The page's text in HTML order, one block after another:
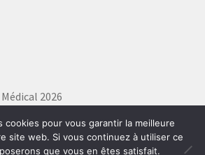
2026
cookies pour vous garantir la meilleure
site web. Si vous continuez à utiliser ce
que vous en êtes satisfait.